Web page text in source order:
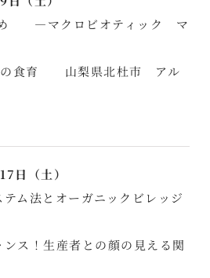
―マクロビオティック マ
の食育 山梨県北杜市 アル
日（土）
ム法とオーガニックビレッジ
ス！生産者との顔の見える関